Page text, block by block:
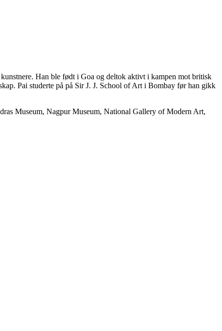
Han ble født i Goa og deltok aktivt i kampen mot britisk
Pai studerte på på Sir J. J. School of Art i Bombay før han gikk
Museum, Nagpur Museum, National Gallery of Modern Art,